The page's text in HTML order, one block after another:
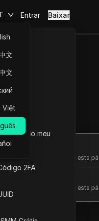
Agent do meu
2FA
文
文
Việt
Entrar Baixar
perguntas
Fazer perguntas sobre esta
Fazer perguntas sobre esta